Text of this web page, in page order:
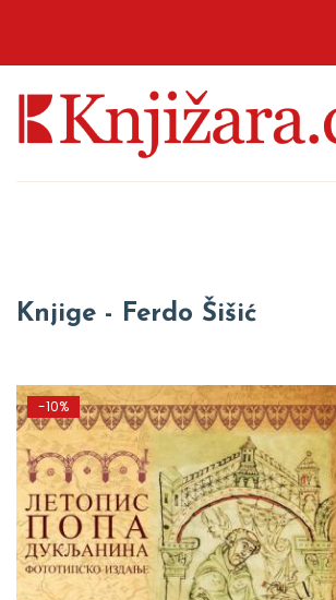
Knjige - Ferdo Šišić
-10%